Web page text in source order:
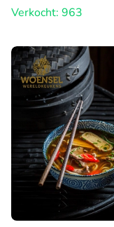
Verkocht: 963